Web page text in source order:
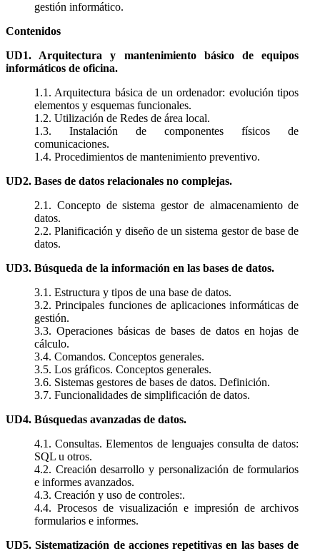
gestión informático.
Contenidos
UD1. Arquitectura y mantenimiento básico de equipos
informáticos de oficina.
1.1. Arquitectura básica de un ordenador: evolución tipos
elementos y esquemas funcionales.
1.2. Utilización de Redes de área local.
1.3. Instalación de componentes físicos de
comunicaciones.
1.4. Procedimientos de mantenimiento preventivo.
UD2. Bases de datos relacionales no complejas.
2.1. Concepto de sistema gestor de almacenamiento de
datos.
2.2. Planificación y diseño de un sistema gestor de base de
datos.
UD3. Búsqueda de la información en las bases de datos.
3.1. Estructura y tipos de una base de datos.
3.2. Principales funciones de aplicaciones informáticas de
gestión.
3.3. Operaciones básicas de bases de datos en hojas de
cálculo.
3.4. Comandos. Conceptos generales.
3.5. Los gráficos. Conceptos generales.
3.6. Sistemas gestores de bases de datos. Definición.
3.7. Funcionalidades de simplificación de datos.
UD4. Búsquedas avanzadas de datos.
4.1. Consultas. Elementos de lenguajes consulta de datos:
SQL u otros.
4.2. Creación desarrollo y personalización de formularios
e informes avanzados.
4.3. Creación y uso de controles:.
4.4. Procesos de visualización e impresión de archivos
formularios e informes.
UD5. Sistematización de acciones repetitivas en las bases de